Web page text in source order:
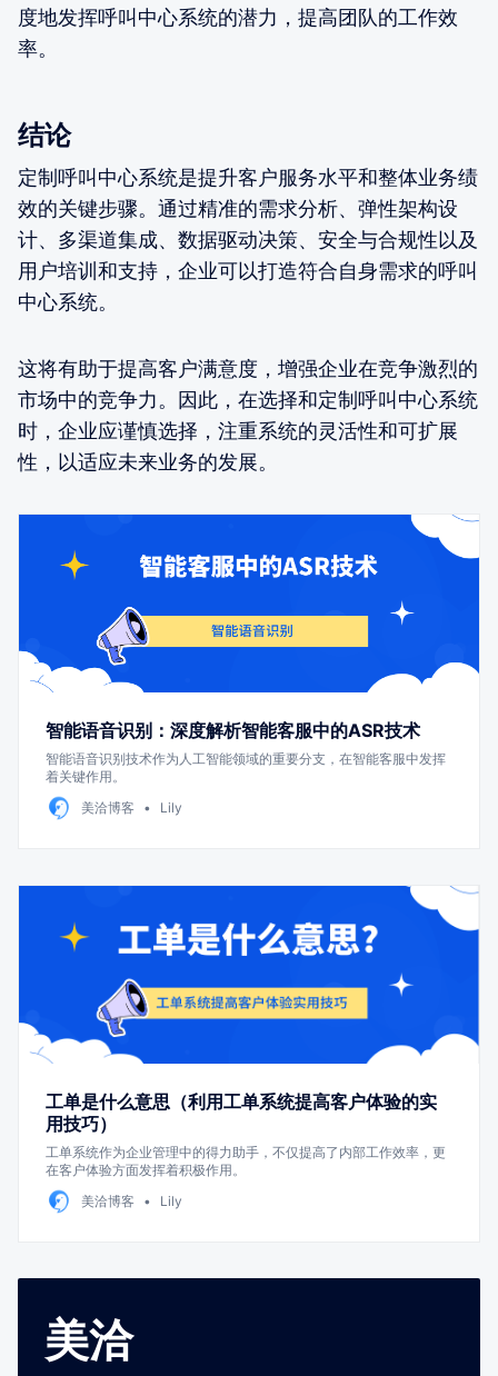
度地发挥呼叫中心系统的潜力，提高团队的工作效
率。
结论
定制呼叫中心系统是提升客户服务水平和整体业务绩
效的关键步骤。通过精准的需求分析、弹性架构设
计、多渠道集成、数据驱动决策、安全与合规性以及
用户培训和支持，企业可以打造符合自身需求的呼叫
中心系统。
这将有助于提高客户满意度，增强企业在竞争激烈的
市场中的竞争力。因此，在选择和定制呼叫中心系统
时，企业应谨慎选择，注重系统的灵活性和可扩展
性，以适应未来业务的发展。
智能语音识别：深度解析智能客服中的ASR技术
智能语音识别技术作为人工智能领域的重要分支，在智能客服中发挥
着关键作用。
美洽博客
Lily
工单是什么意思（利用工单系统提高客户体验的实
用技巧）
工单系统作为企业管理中的得力助手，不仅提高了内部工作效率，更
在客户体验方面发挥着积极作用。
美洽博客
Lily
美洽